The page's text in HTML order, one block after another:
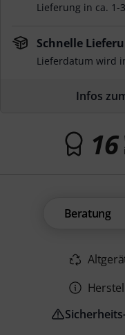
Lieferung in ca. 1-
Schnelle
Lieferdatum wird
Infos
16
Beratung